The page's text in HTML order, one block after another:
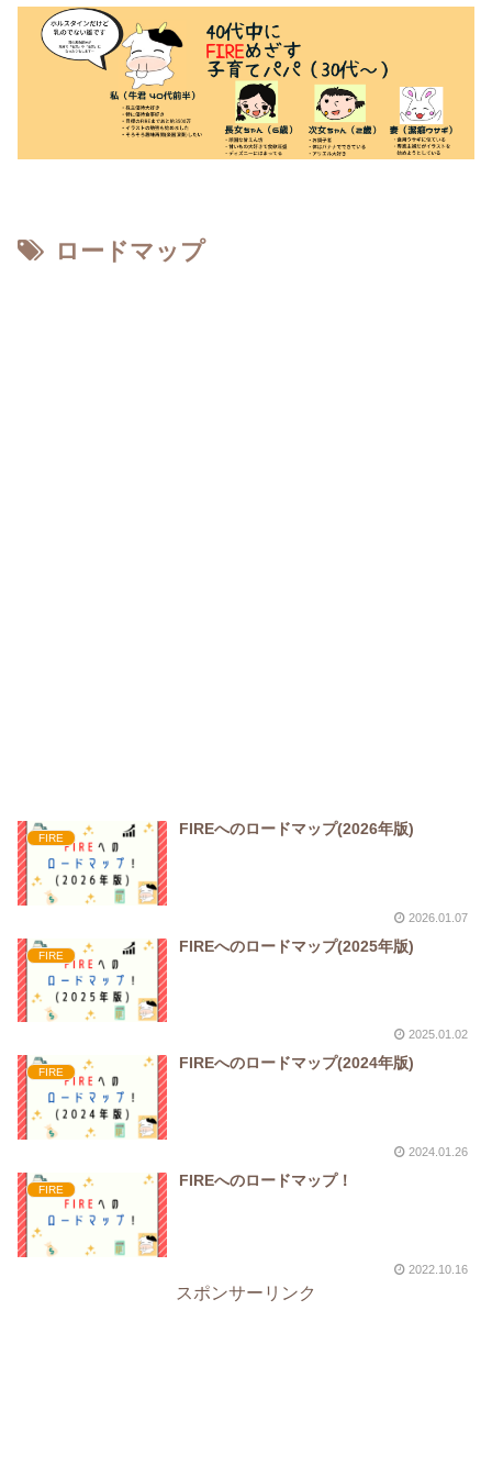
ロードマップ
FIRE
FIREへのロードマップ(2026年版)
2026.01.07
FIRE
FIREへのロードマップ(2025年版)
2025.01.02
FIRE
FIREへのロードマップ(2024年版)
2024.01.26
FIRE
FIREへのロードマップ！
2022.10.16
スポンサーリンク